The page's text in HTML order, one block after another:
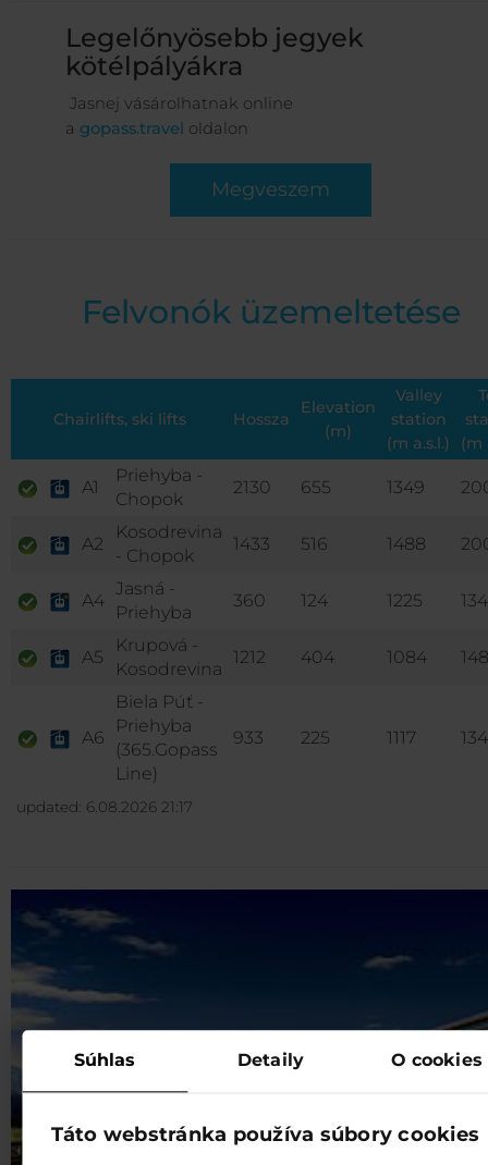
Súhlas Detaily O cookies
Táto webstránka používa súbory cookies
Legelőnyösebb jegyek
kötélpályákra
Jasnej vásárolhatnak online
a gopass.travel oldalon
Megveszem
Felvonók üzemeltetése
Chairlifts, ski lifts Hossza
Elevation
(m)
Valley
station
(m a.s.l.)
(m
A1
Priehyba -
Chopok
2130 655 1349
A2
Kosodrevina
- Chopok
1433 516 1488
A4
Jasná -
Priehyba
360 124 1225
A5
Krupová -
Kosodrevina
1212 404 1084
A6
Biela Púť -
Priehyba
(365.Gopass
Line)
933 225 1117
updated: 6.08.2026 21:17